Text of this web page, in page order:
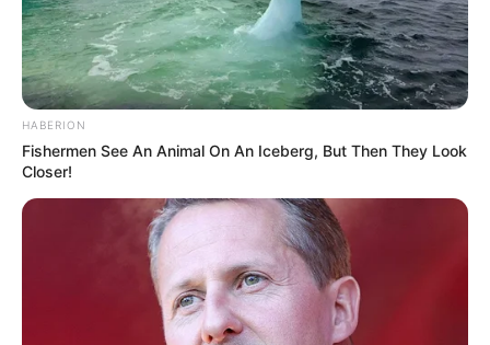
HABERION
Fishermen See An Animal On An Iceberg, But Then They Look
Closer!